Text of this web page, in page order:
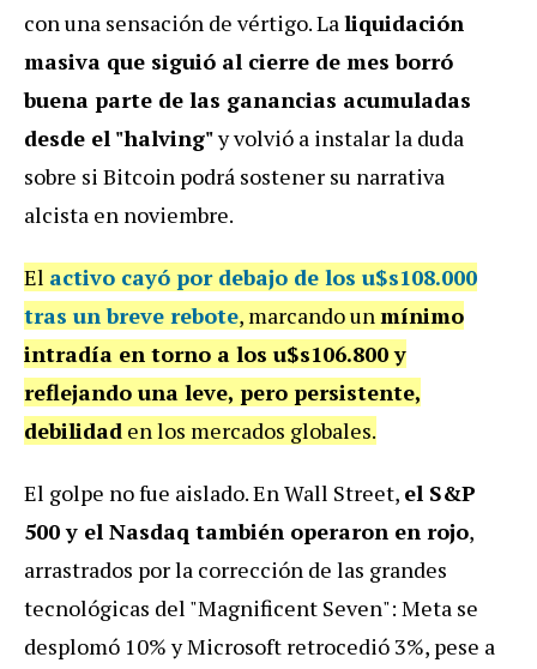
con una sensación de vértigo. Laliquidación
masiva que siguió al cierre de mes borró
buena parte de las ganancias acumuladas
desde el "halving"y volvió a instalar la duda
sobre si Bitcoin podrá sostener su narrativa
alcista en noviembre.
El activo cayó por debajo de los u$s108.000
tras un breve rebote, marcando unmínimo
intradía en torno a los u$s106.800 y
reflejando una leve, pero persistente,
debilidad en los mercados globales.
El golpe no fue aislado. En Wall Street, el S&P
500 y el Nasdaq también operaron en rojo,
arrastrados por la corrección de las grandes
tecnológicas del "Magnificent Seven": Meta se
desplomó 10% y Microsoft retrocedió 3%, pese a